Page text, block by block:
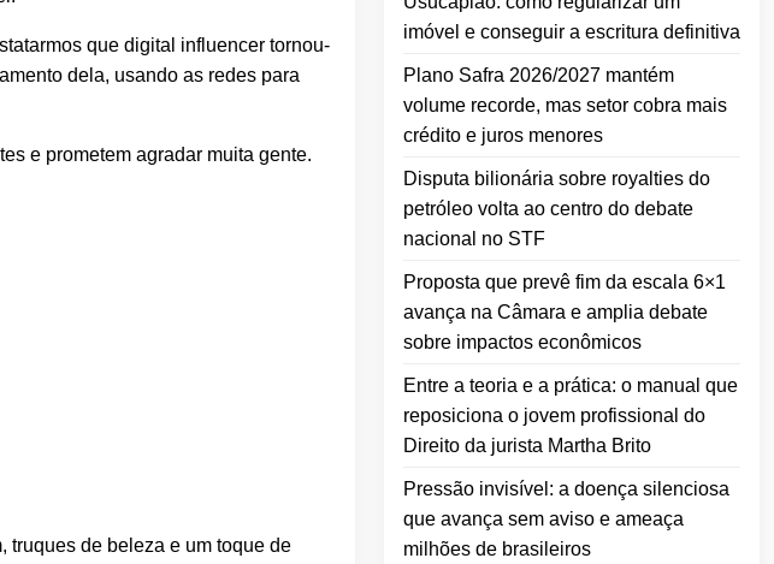
que digital influencer tornou-
dela, usando as redes para
e prometem agradar muita gente.
truques de beleza e um toque de
imóvel e conseguir a escritura definitiva
Plano Safra 2026/2027 mantém
volume recorde, mas setor cobra mais
crédito e juros menores
Disputa bilionária sobre royalties do
petróleo volta ao centro do debate
nacional no STF
Proposta que prevê fim da escala 6×1
avança na Câmara e amplia debate
sobre impactos econômicos
Entre a teoria e a prática: o manual que
reposiciona o jovem profissional do
Direito da jurista Martha Brito
Pressão invisível: a doença silenciosa
que avança sem aviso e ameaça
milhões de brasileiros